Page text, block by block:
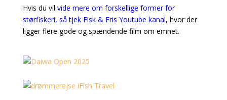
Hvis du vil vide mere om forskellige former for
størfiskeri, så tjek Fisk & Fris Youtube kanal, hvor der
ligger flere gode og spændende film om emnet.